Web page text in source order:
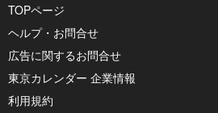
TOPページ
ヘルプ・お問合せ
広告に関するお問合せ
東京カレンダー 企業情報
利用規約